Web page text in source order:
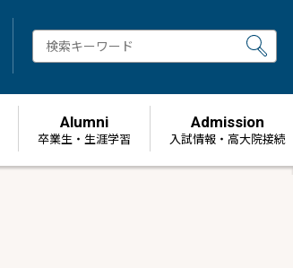
Alumni
卒業生・生涯学習
Admission
⼊試情報・高大院接続